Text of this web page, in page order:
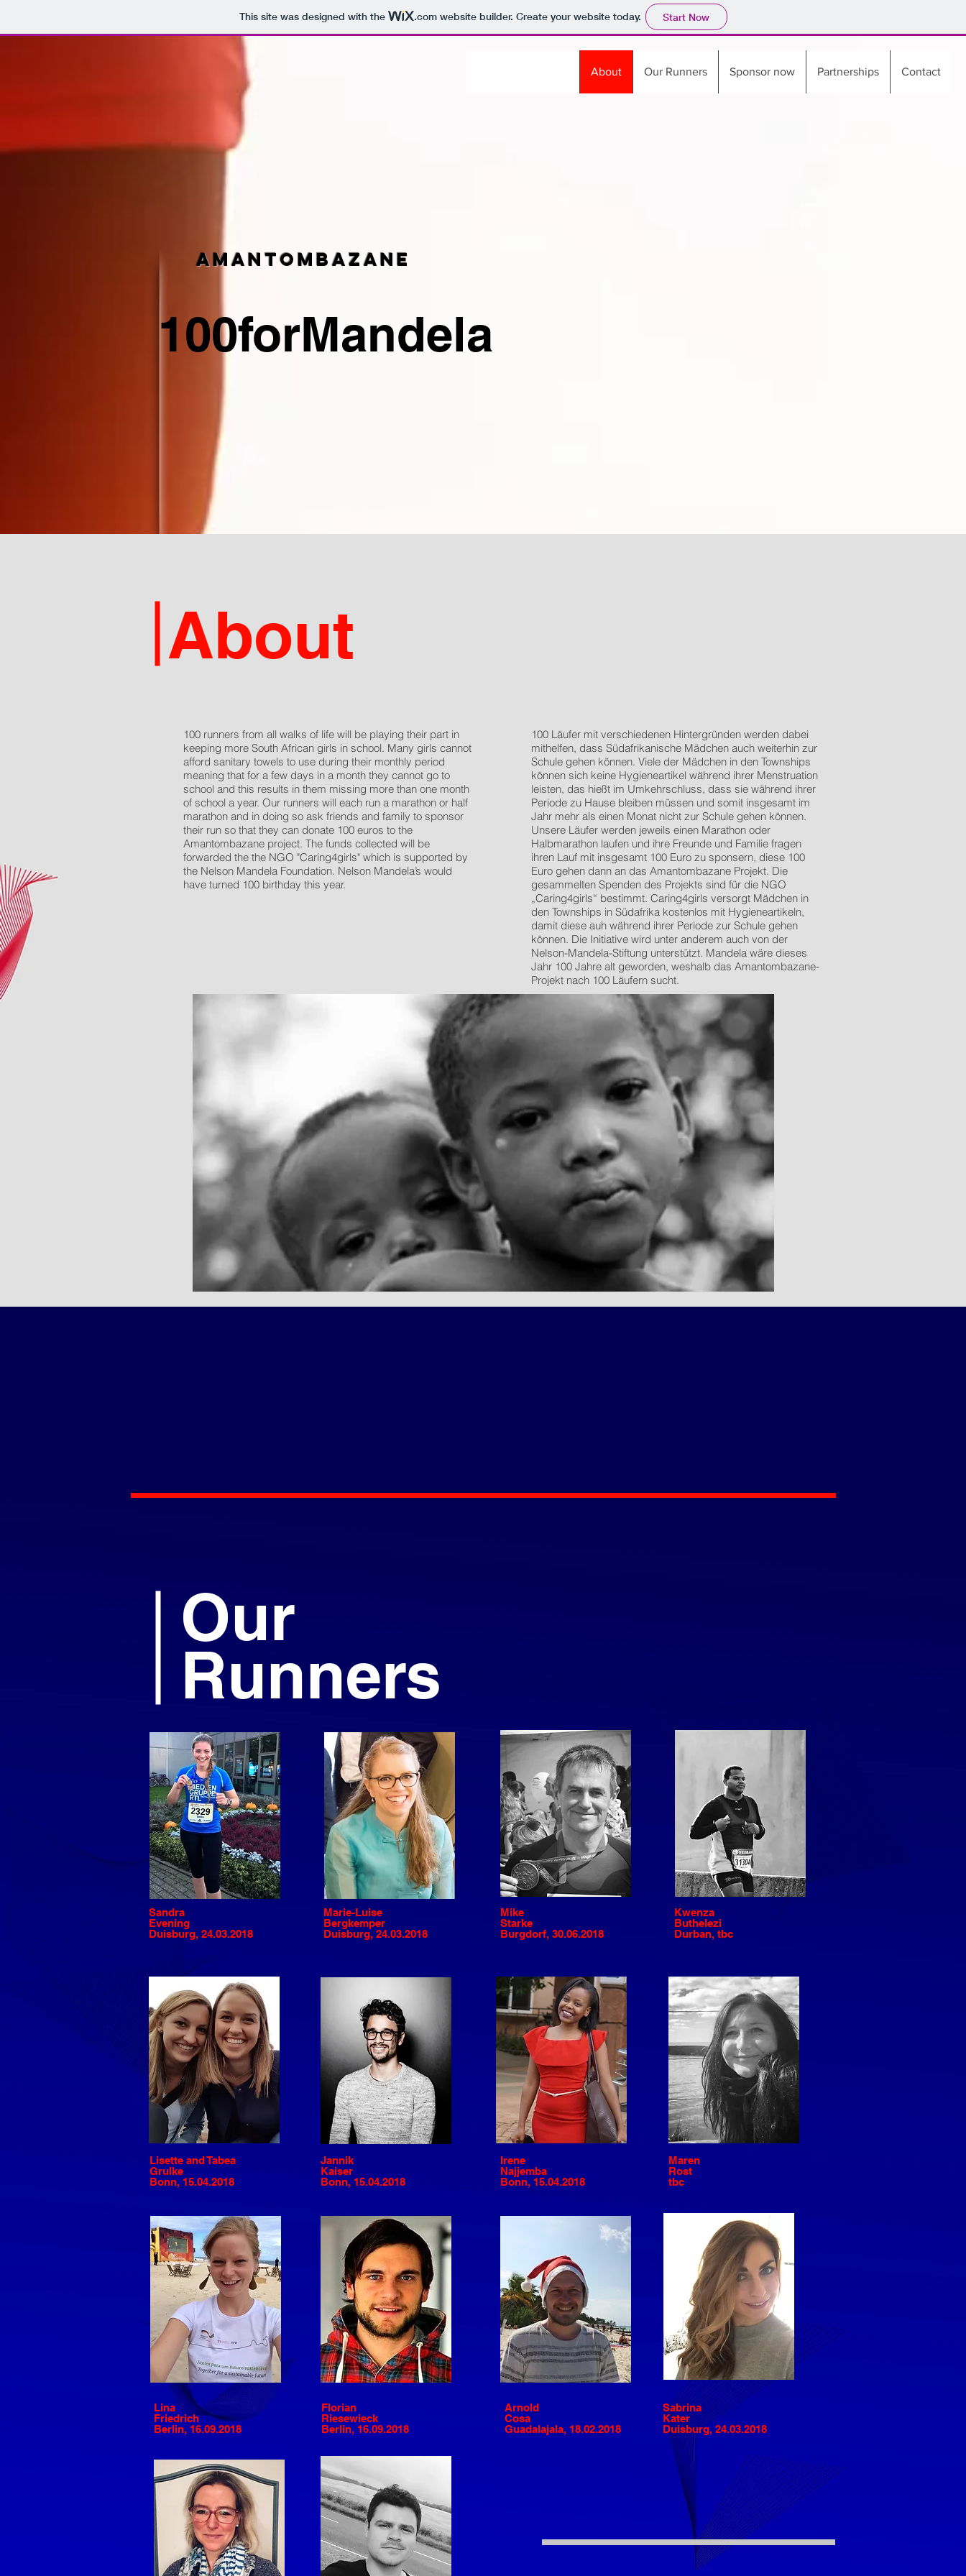
This site was designed with the .comwebsite builder. Create your website today. Start Now
About Our Runners Sponsor now Partnerships Contact
Amantombazane
100forMandela
About
100 runners from all walks of life will be playing their part in
keeping more South African girls in school. Many girls cannot
afford sanitary towels to use during their monthly period
meaning that for a few days in a month they cannot go to
school and this results in them missing more than one month
of school a year. Our runners will each run a marathon or half
marathon and in doing so ask friends and family to sponsor
their run so that they can donate 100 euros to the
Amantombazane project. The funds collected will be
forwarded the the NGO "Caring4girls" which is supported by
the Nelson Mandela Foundation. Nelson Mandela’s would
have turned 100 birthday this year.
100 Läufer mit verschiedenen Hintergründen werden dabei
mithelfen, dass Südafrikanische Mädchen auch weiterhin zur
Schule gehen können. Viele der Mädchen in den Townships
können sich keine Hygieneartikel während ihrer Menstruation
leisten, das hießt im Umkehrschluss, dass sie während ihrer
Periode zu Hause bleiben müssen und somit insgesamt im
Jahr mehr als einen Monat nicht zur Schule gehen können.
Unsere Läufer werden jeweils einen Marathon oder
Halbmarathon laufen und ihre Freunde und Familie fragen
ihren Lauf mit insgesamt 100 Euro zu sponsern, diese 100
Euro gehen dann an das Amantombazane Projekt. Die
gesammelten Spenden des Projekts sind für die NGO
„Caring4girls“ bestimmt. Caring4girls versorgt Mädchen in
den Townships in Südafrika kostenlos mit Hygieneartikeln,
damit diese auh während ihrer Periode zur Schule gehen
können. Die Initiative wird unter anderem auch von der
Nelson-Mandela-Stiftung unterstützt. Mandela wäre dieses
Jahr 100 Jahre alt geworden, weshalb das Amantombazane-
Projekt nach 100 Läufern sucht.
Our
Runners
Sandra
Evening
Duisburg, 24.03.2018
Marie-Luise
Bergkemper
Duisburg, 24.03.2018
Mike
Starke
Burgdorf, 30.06.2018
Kwenza
Buthelezi
Durban, tbc
Lisette and Tabea
Grulke
Bonn, 15.04.2018
Lina
Friedrich
Berlin, 16.09.2018
Jannik
Kaiser
Bonn, 15.04.2018
Florian
Riesewieck
Berlin, 16.09.2018
Irene
Najjemba
Bonn, 15.04.2018
Arnold
Cosa
Guadalajala, 18.02.2018
Maren
Rost
tbc
Sabrina
Kater
Duisburg, 24.03.2018